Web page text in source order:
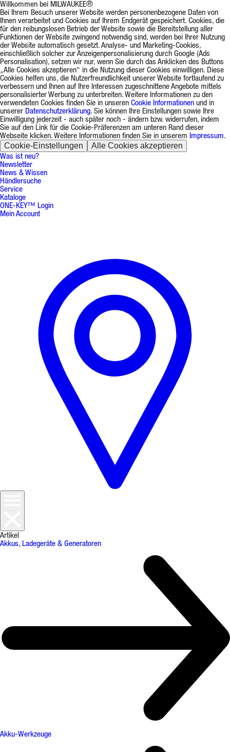
Willkommen bei MILWAUKEE®
Bei Ihrem Besuch unserer Website werden personenbezogene Daten von
Ihnen verarbeitet und Cookies auf Ihrem Endgerät gespeichert. Cookies, die
für den reibungslosen Betrieb der Website sowie die Bereitstellung aller
Funktionen der Website zwingend notwendig sind, werden bei Ihrer Nutzung
der Website automatisch gesetzt. Analyse- und Marketing-Cookies,
einschließlich solcher zur Anzeigenpersonalisierung durch Google (Ads
Personalisation), setzen wir nur, wenn Sie durch das Anklicken des Buttons
„Alle Cookies akzeptieren“ in die Nutzung dieser Cookies einwilligen. Diese
Cookies helfen uns, die Nutzerfreundlichkeit unserer Website fortlaufend zu
verbessern und Ihnen auf Ihre Interessen zugeschnittene Angebote mittels
personalisierter Werbung zu unterbreiten. Weitere Informationen zu den
verwendeten Cookies finden Sie in unseren Cookie Informationen und in
unserer Datenschutzerklärung. Sie können Ihre Einstellungen sowie Ihre
Einwilligung jederzeit - auch später noch - ändern bzw. widerrufen, indem
Sie auf den Link für die Cookie-Präferenzen am unteren Rand dieser
Webseite klicken. Weitere Informationen finden Sie in unserem Impressum.
Cookie-Einstellungen Alle Cookies akzeptieren
Was ist neu?
Newsletter
News & Wissen
Händlersuche
Service
Kataloge
ONE-KEY™ Login
Mein Account
Artikel
Akkus, Ladegeräte & Generatoren
Akku-Werkzeuge